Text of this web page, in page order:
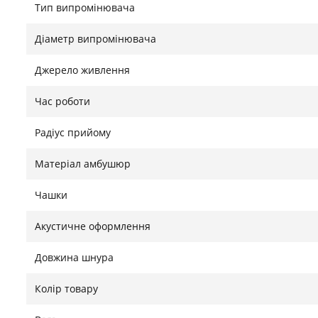
комфортного прослуховування, щоб кожен член
до будь-яких, навіть найменших вух. Крім того,
підставку передавача, щоб зарядити.
Знайшли помилку?
Тип випромінювача
Діаметр випромінювача
Джерело живлення
Час роботи
Радіус прийому
Матеріал амбушюр
Чашки
Акустичне оформлення
Довжина шнура
Колір товару